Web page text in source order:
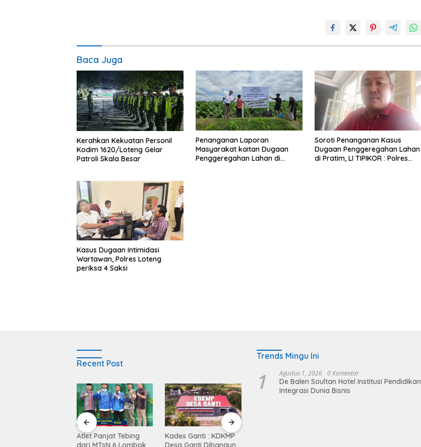
Baca Juga
Kerahkan Kekuatan Personil
Kodim 1620/Loteng Gelar
Patroli Skala Besar
Penanganan Laporan
Masyarakat kaitan Dugaan
Penggeregahan Lahan di
Soroti Penanganan Kasus
Dugaan Penggeregahan Lahan
di Pratim, LI TIPIKOR : Polres
Kasus Dugaan Intimidasi
Wartawan, Polres Loteng
periksa 4 Saksi
Recent Post
Atlet Panjat Tebing
dari MTsN 6 Lombok
Kades Ganti : KDKMP
Desa Ganti Dibangun
Trends Mingu Ini
1 Agustus 1, 2026 0 Komentar
De Balen Soultan Hotel Institusi Pendidikan
Integrasi Dunia Bisnis